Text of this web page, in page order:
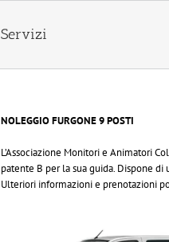
Servizi
NOLEGGIO FURGONE 9 POSTI
L’Associazione Monitori e Animatori
patente B per la sua guida. Dispone
Ulteriori informazioni e prenotazioni